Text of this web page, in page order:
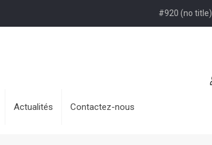
#920 (no title)
Actualités Contactez-nous